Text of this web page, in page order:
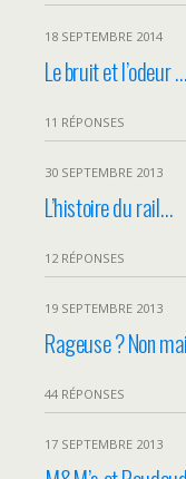
18 SEPTEMBRE 2014
Le bruit et l’odeur …
11 RÉPONSES
30 SEPTEMBRE 2013
L’histoire du rail…
12 RÉPONSES
19 SEPTEMBRE 2013
Rageuse ? Non
44 RÉPONSES
17 SEPTEMBRE 2013